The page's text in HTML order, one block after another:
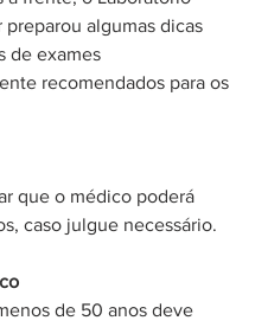
preparou algumas dicas
de exames
recomendados para os
que o médico poderá
caso julgue necessário.
de 50 anos deve